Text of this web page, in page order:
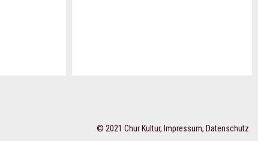
© 2021 Chur Kultur, Impressum, Datenschutz